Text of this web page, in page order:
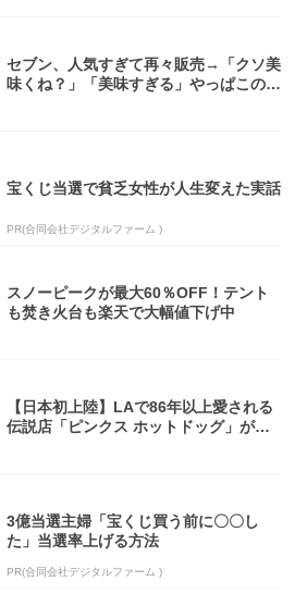
セブン、人気すぎて再々販売→「クソ美
味くね？」「美味すぎる」やっぱこのク
宝くじ当選で貧乏女性が人生変えた実話
PR(合同会社デジタルファーム )
スノーピークが最大60％OFF！テント
も焚き火台も楽天で大幅値下げ中
【日本初上陸】LAで86年以上愛される
伝説店「ピンクス ホットドッグ」が年
3億当選主婦「宝くじ買う前に〇〇し
た」当選率上げる方法
PR(合同会社デジタルファーム )